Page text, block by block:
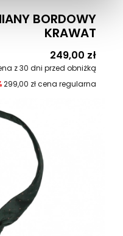
BORDOWY
KRAWAT
Cena
249,00 zł
z 30 dni przed obniżką
299,00 zł cena regularna